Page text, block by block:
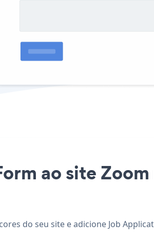
ao site
do seu site e adicione Job